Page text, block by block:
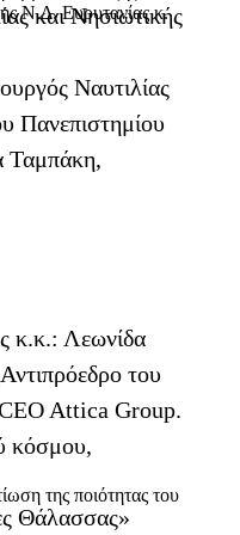
Ν.Δ. Ευρυτανίας κ.
της ποιότητας του
και Νησιωτικής
Ναυτιλίας
Πανεπιστημίου
Ταμπάκη,
κ.κ.: Λεωνίδα
του
Attica Group.
κόσμου,
Θάλασσας»